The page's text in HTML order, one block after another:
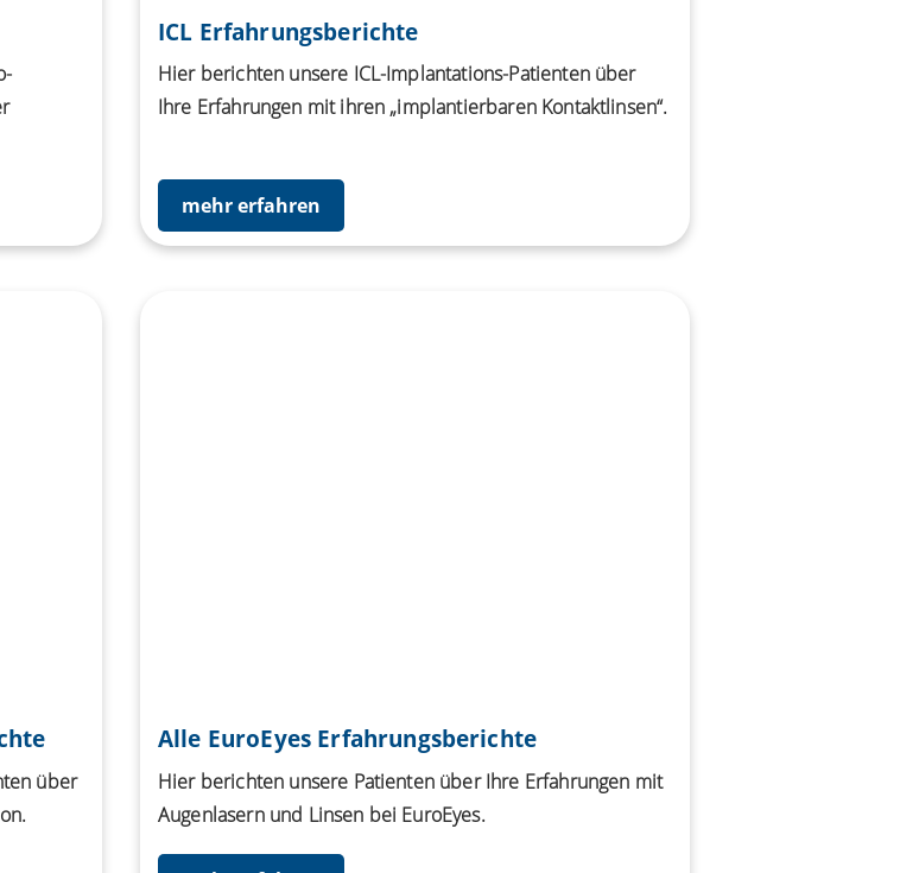
ICL Erfahrungsberichte
Hier berichten unsere ICL-Implantations-Patienten über
Ihre Erfahrungen mit ihren „implantierbaren Kontaktlinsen“.
mehr erfahren
über
Alle EuroEyes Erfahrungsberichte
Hier berichten unsere Patienten über Ihre Erfahrungen mit
Augenlasern und Linsen bei EuroEyes.